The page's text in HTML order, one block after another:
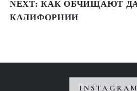
NEXT: КАК ОБЧИЩАЮТ
КАЛИФОРНИИ
INSTAGRAM
Instagram не вернул